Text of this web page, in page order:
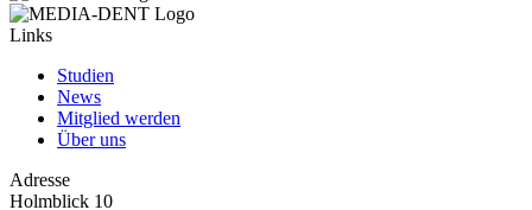
Links
Studien
News
Mitglied werden
Über uns
Adresse
Holmblick 10